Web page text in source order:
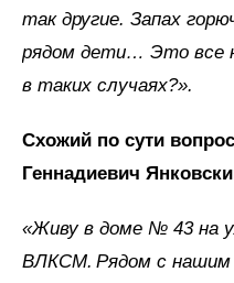
так другие. Запах
рядом дети… Это все
в таких случаях?».
Схожий по сути
Геннадиевич
«Живу в доме № 43 на
ВЛКСМ. Рядом с